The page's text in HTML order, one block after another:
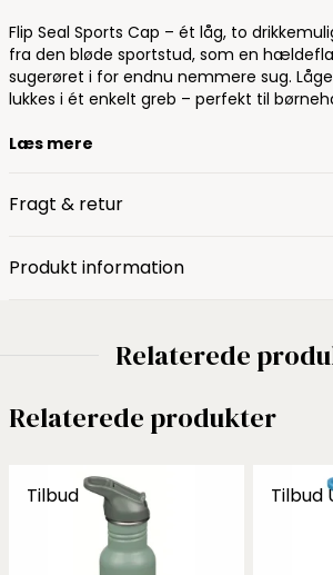
Flip Seal Sports Cap – ét låg, to
fra den bløde sportstud, som en
sugerøret i for endnu nemmere sug.
lukkes i ét enkelt greb – perfekt til
Læs mere
Fragt & retur
Produkt information
Relaterede
Relaterede produkter
Tilbud Tilbud